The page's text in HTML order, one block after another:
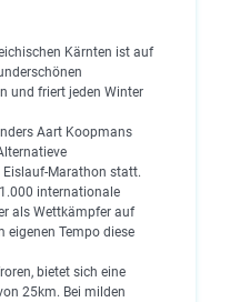
Kärnten ist auf
und friert jeden Winter
Aart Koopmans
Eislauf-Marathon statt.
internationale
als Wettkämpfer auf
eigenen Tempo diese
bietet sich eine
25km. Bei milden